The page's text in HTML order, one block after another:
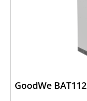
GoodWe BAT112